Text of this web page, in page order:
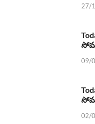
27/
09/
02/